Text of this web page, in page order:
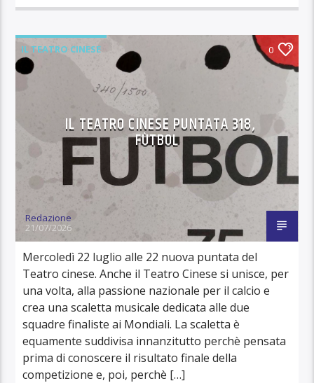
IL TEATRO CINESE 0
IL TEATRO CINESE PUNTATA 318,
FÙTBOL
Redazione
21/07/2026
Mercoledì 22 luglio alle 22 nuova puntata del
Teatro cinese. Anche il Teatro Cinese si unisce, per
una volta, alla passione nazionale per il calcio e
crea una scaletta musicale dedicata alle due
squadre finaliste ai Mondiali. La scaletta è
equamente suddivisa innanzitutto perchè pensata
prima di conoscere il risultato finale della
competizione e, poi, perchè […]